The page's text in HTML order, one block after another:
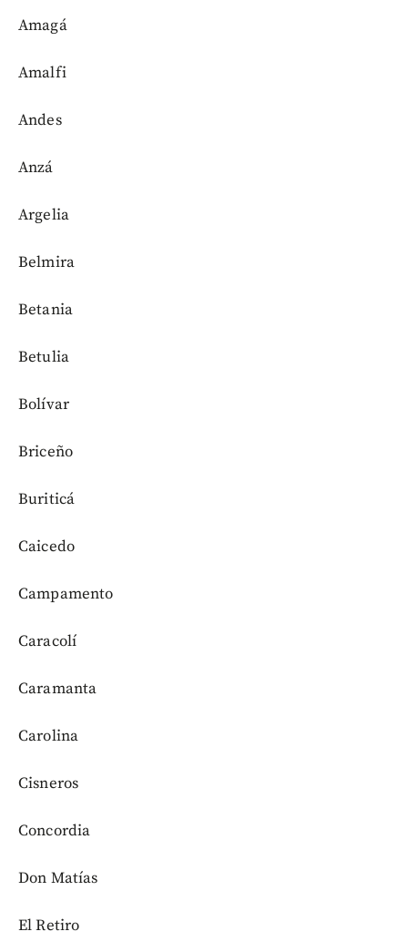
Amagá
Amalfi
Andes
Anzá
Argelia
Belmira
Betania
Betulia
Bolívar
Briceño
Buriticá
Caicedo
Campamento
Caracolí
Caramanta
Carolina
Cisneros
Concordia
Don Matías
El Retiro